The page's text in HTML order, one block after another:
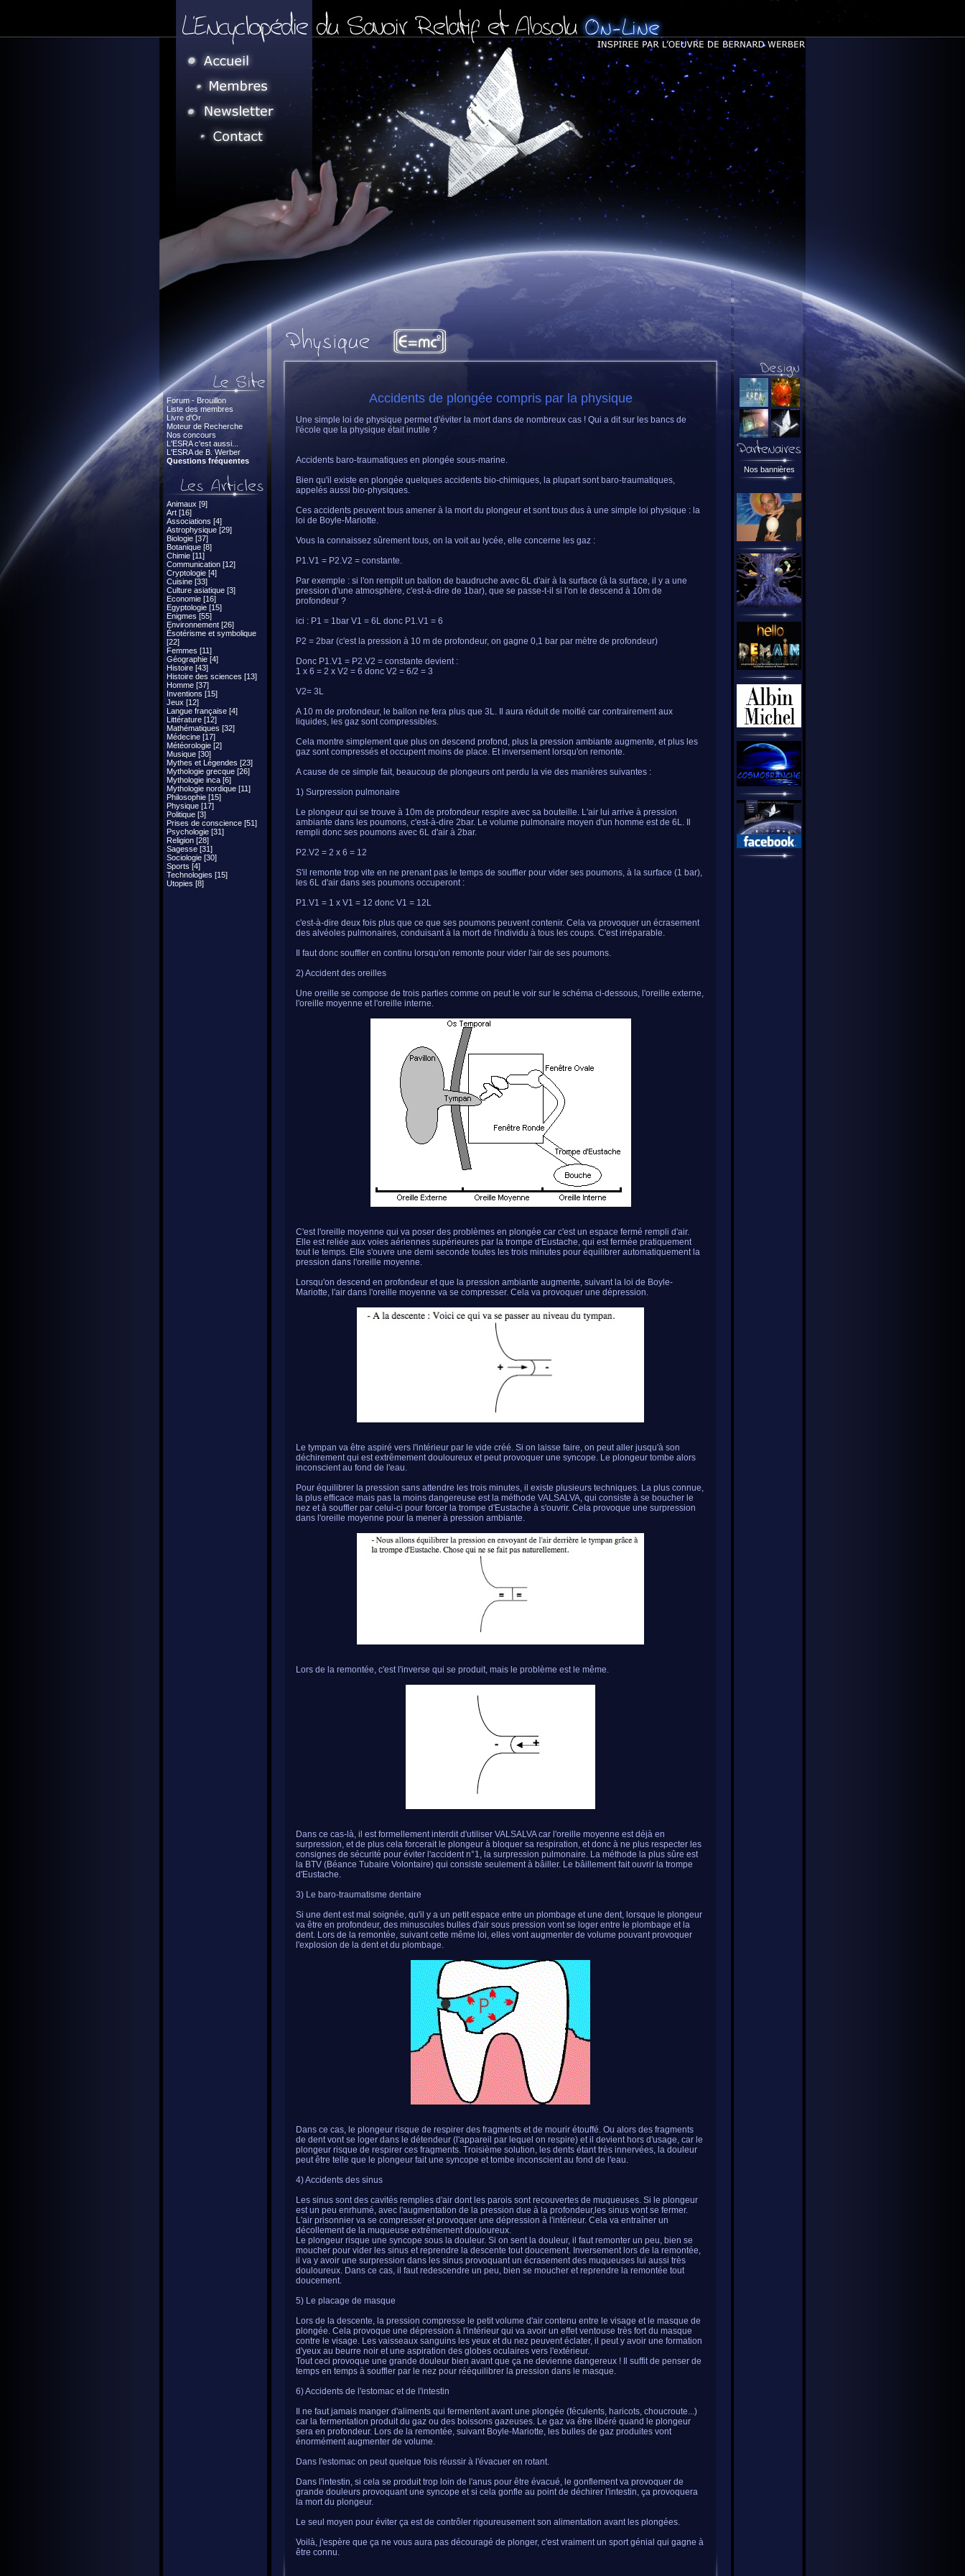
Forum - Brouillon
Liste des membres
Livre d'Or
Moteur de Recherche
Nos concours
L'ESRA c'est aussi...
L'ESRA de B. Werber
Questions fréquentes
Animaux [9]
Art [16]
Associations [4]
Astrophysique [29]
Biologie [37]
Botanique [8]
Chimie [11]
Communication [12]
Cryptologie [4]
Cuisine [33]
Culture asiatique [3]
Economie [16]
Egyptologie [15]
Enigmes [55]
Environnement [26]
Ésotérisme et symbolique
[22]
Femmes [11]
Géographie [4]
Histoire [43]
Histoire des sciences [13]
Homme [37]
Inventions [15]
Jeux [12]
Langue française [4]
Littérature [12]
Mathématiques [32]
Médecine [17]
Météorologie [2]
Musique [30]
Mythes et Légendes [23]
Mythologie grecque [26]
Mythologie inca [6]
Mythologie nordique [11]
Philosophie [15]
Physique [17]
Politique [3]
Prises de conscience [51]
Psychologie [31]
Religion [28]
Sagesse [31]
Sociologie [30]
Sports [4]
Technologies [15]
Utopies [8]
Accidents de plongée compris par la physique
Une simple loi de physique permet d'éviter la mort dans de nombreux cas ! Qui a dit sur les bancs de
l'école que la physique était inutile ?
Accidents baro-traumatiques en plongée sous-marine.
Bien qu'il existe en plongée quelques accidents bio-chimiques, la plupart sont baro-traumatiques,
appelés aussi bio-physiques.
Ces accidents peuvent tous amener à la mort du plongeur et sont tous dus à une simple loi physique : la
loi de Boyle-Mariotte.
Vous la connaissez sûrement tous, on la voit au lycée, elle concerne les gaz :
P1.V1 = P2.V2 = constante.
Par exemple : si l'on remplit un ballon de baudruche avec 6L d'air à la surface (à la surface, il y a une
pression d'une atmosphère, c'est-à-dire de 1bar), que se passe-t-il si l'on le descend à 10m de
profondeur ?
ici : P1 = 1bar V1 = 6L donc P1.V1 = 6
P2 = 2bar (c'est la pression à 10 m de profondeur, on gagne 0,1 bar par mètre de profondeur)
Donc P1.V1 = P2.V2 = constante devient :
1 x 6 = 2 x V2 = 6 donc V2 = 6/2 = 3
V2= 3L
A 10 m de profondeur, le ballon ne fera plus que 3L. Il aura réduit de moitié car contrairement aux
liquides, les gaz sont compressibles.
Cela montre simplement que plus on descend profond, plus la pression ambiante augmente, et plus les
gaz sont compressés et occupent moins de place. Et inversement lorsqu'on remonte.
A cause de ce simple fait, beaucoup de plongeurs ont perdu la vie des manières suivantes :
1) Surpression pulmonaire
Le plongeur qui se trouve à 10m de profondeur respire avec sa bouteille. L'air lui arrive à pression
ambiante dans les poumons, c'est-à-dire 2bar. Le volume pulmonaire moyen d'un homme est de 6L. Il
rempli donc ses poumons avec 6L d'air à 2bar.
P2.V2 = 2 x 6 = 12
S'il remonte trop vite en ne prenant pas le temps de souffler pour vider ses poumons, à la surface (1 bar),
les 6L d'air dans ses poumons occuperont :
P1.V1 = 1 x V1 = 12 donc V1 = 12L
c'est-à-dire deux fois plus que ce que ses poumons peuvent contenir. Cela va provoquer un écrasement
des alvéoles pulmonaires, conduisant à la mort de l'individu à tous les coups. C'est irréparable.
Il faut donc souffler en continu lorsqu'on remonte pour vider l'air de ses poumons.
2) Accident des oreilles
Une oreille se compose de trois parties comme on peut le voir sur le schéma ci-dessous, l'oreille externe,
l'oreille moyenne et l'oreille interne.
C'est l'oreille moyenne qui va poser des problèmes en plongée car c'est un espace fermé rempli d'air.
Elle est reliée aux voies aériennes supérieures par la trompe d'Eustache, qui est fermée pratiquement
tout le temps. Elle s'ouvre une demi seconde toutes les trois minutes pour équilibrer automatiquement la
pression dans l'oreille moyenne.
Lorsqu'on descend en profondeur et que la pression ambiante augmente, suivant la loi de Boyle-
Mariotte, l'air dans l'oreille moyenne va se compresser. Cela va provoquer une dépression.
Le tympan va être aspiré vers l'intérieur par le vide créé. Si on laisse faire, on peut aller jusqu'à son
déchirement qui est extrêmement douloureux et peut provoquer une syncope. Le plongeur tombe alors
inconscient au fond de l'eau.
Pour équilibrer la pression sans attendre les trois minutes, il existe plusieurs techniques. La plus connue,
la plus efficace mais pas la moins dangereuse est la méthode VALSALVA, qui consiste à se boucher le
nez et à souffler par celui-ci pour forcer la trompe d'Eustache à s'ouvrir. Cela provoque une surpression
dans l'oreille moyenne pour la mener à pression ambiante.
Lors de la remontée, c'est l'inverse qui se produit, mais le problème est le même.
Dans ce cas-là, il est formellement interdit d'utiliser VALSALVA car l'oreille moyenne est déjà en
surpression, et de plus cela forcerait le plongeur à bloquer sa respiration, et donc à ne plus respecter les
consignes de sécurité pour éviter l'accident n°1, la surpression pulmonaire. La méthode la plus sûre est
la BTV (Béance Tubaire Volontaire) qui consiste seulement à bâiller. Le bâillement fait ouvrir la trompe
d'Eustache.
3) Le baro-traumatisme dentaire
Si une dent est mal soignée, qu'il y a un petit espace entre un plombage et une dent, lorsque le plongeur
va être en profondeur, des minuscules bulles d'air sous pression vont se loger entre le plombage et la
dent. Lors de la remontée, suivant cette même loi, elles vont augmenter de volume pouvant provoquer
l'explosion de la dent et du plombage.
Dans ce cas, le plongeur risque de respirer des fragments et de mourir étouffé. Ou alors des fragments
de dent vont se loger dans le détendeur (l'appareil par lequel on respire) et il devient hors d'usage, car le
plongeur risque de respirer ces fragments. Troisième solution, les dents étant très innervées, la douleur
peut être telle que le plongeur fait une syncope et tombe inconscient au fond de l'eau.
4) Accidents des sinus
Les sinus sont des cavités remplies d'air dont les parois sont recouvertes de muqueuses. Si le plongeur
est un peu enrhumé, avec l'augmentation de la pression due à la profondeur,les sinus vont se fermer.
L'air prisonnier va se compresser et provoquer une dépression à l'intérieur. Cela va entraîner un
décollement de la muqueuse extrêmement douloureux.
Le plongeur risque une syncope sous la douleur. Si on sent la douleur, il faut remonter un peu, bien se
moucher pour vider les sinus et reprendre la descente tout doucement. Inversement lors de la remontée,
il va y avoir une surpression dans les sinus provoquant un écrasement des muqueuses lui aussi très
douloureux. Dans ce cas, il faut redescendre un peu, bien se moucher et reprendre la remontée tout
doucement.
5) Le placage de masque
Lors de la descente, la pression compresse le petit volume d'air contenu entre le visage et le masque de
plongée. Cela provoque une dépression à l'intérieur qui va avoir un effet ventouse très fort du masque
contre le visage. Les vaisseaux sanguins les yeux et du nez peuvent éclater, il peut y avoir une formation
d'yeux au beurre noir et une aspiration des globes oculaires vers l'extérieur.
Tout ceci provoque une grande douleur bien avant que ça ne devienne dangereux ! Il suffit de penser de
temps en temps à souffler par le nez pour rééquilibrer la pression dans le masque.
6) Accidents de l'estomac et de l'intestin
Il ne faut jamais manger d'aliments qui fermentent avant une plongée (féculents, haricots, choucroute...)
car la fermentation produit du gaz ou des boissons gazeuses. Le gaz va être libéré quand le plongeur
sera en profondeur. Lors de la remontée, suivant Boyle-Mariotte, les bulles de gaz produites vont
énormément augmenter de volume.
Dans l'estomac on peut quelque fois réussir à l'évacuer en rotant.
Dans l'intestin, si cela se produit trop loin de l'anus pour être évacué, le gonflement va provoquer de
grande douleurs provoquant une syncope et si cela gonfle au point de déchirer l'intestin, ça provoquera
la mort du plongeur.
Le seul moyen pour éviter ça est de contrôler rigoureusement son alimentation avant les plongées.
Voilà, j'espère que ça ne vous aura pas découragé de plonger, c'est vraiment un sport génial qui gagne à
être connu.
Nos bannières